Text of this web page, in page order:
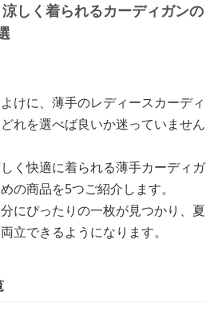
しく着られるカーディガンの
けに、薄手のレディースカーディ
れを選べば良いか迷っていません
く快適に着られる薄手カーディガ
の商品を5つご紹介します。
にぴったりの一枚が見つかり、夏
立できるようになります。